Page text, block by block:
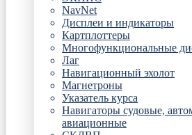
NavNet
Дисплеи и индикаторы
Картплоттеры
Многофункциональные
Лаг
Навигационный эхолот
Магнетроны
Указатель курса
Навигаторы судовые,
авиационные